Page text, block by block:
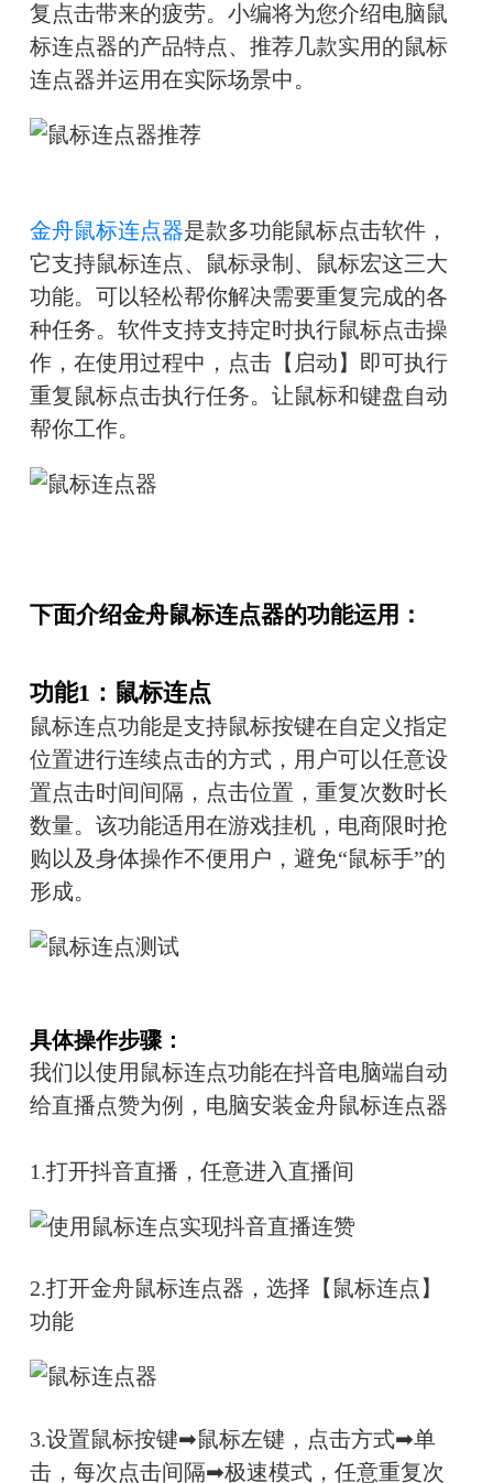
复点击带来的疲劳。小编将为您介绍电脑鼠
标连点器的产品特点、推荐几款实用的鼠标
连点器并运用在实际场景中。
金舟鼠标连点器是款多功能鼠标点击软件，
它支持鼠标连点、鼠标录制、鼠标宏这三大
功能。可以轻松帮你解决需要重复完成的各
种任务。软件支持支持定时执行鼠标点击操
作，在使用过程中，点击【启动】即可执行
重复鼠标点击执行任务。让鼠标和键盘自动
帮你工作。
下面介绍金舟鼠标连点器的功能运用：
功能1：鼠标连点
鼠标连点功能是支持鼠标按键在自定义指定
位置进行连续点击的方式，用户可以任意设
置点击时间间隔，点击位置，重复次数时长
数量。该功能适用在游戏挂机，电商限时抢
购以及身体操作不便用户，避免“鼠标手”的
形成。
具体操作步骤：
我们以使用鼠标连点功能在抖音电脑端自动
给直播点赞为例，电脑安装金舟鼠标连点器
1.打开抖音直播，任意进入直播间
2.打开金舟鼠标连点器，选择【鼠标连点】
功能
3.设置鼠标按键➡鼠标左键，点击方式➡单
击，每次点击间隔➡极速模式，任意重复次